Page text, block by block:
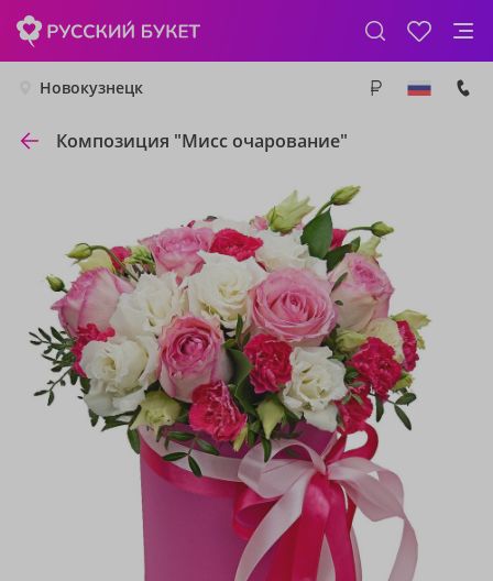
Новокузнецк
Композиция "Мисс очарование"